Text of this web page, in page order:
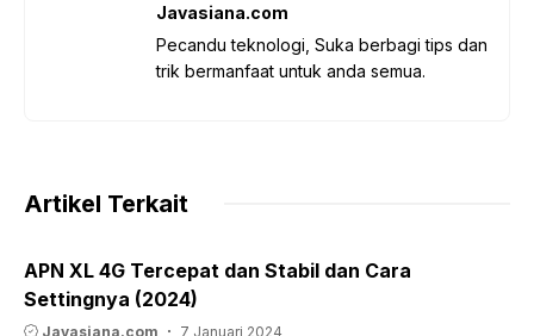
Javasiana.com
Pecandu teknologi, Suka berbagi tips dan
trik bermanfaat untuk anda semua.
Artikel Terkait
APN XL 4G Tercepat dan Stabil dan Cara
Settingnya (2024)
Javasiana.com 7 Januari 2024